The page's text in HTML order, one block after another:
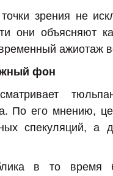
зрения не
они объясняют
ажиотаж
фон
По его мнению,
спекуляций,
в то